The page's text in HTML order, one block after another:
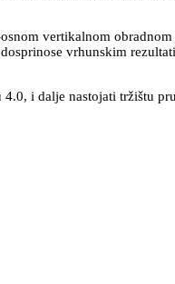
vertikalnom
vrhunskim
i dalje nastojati tržištu